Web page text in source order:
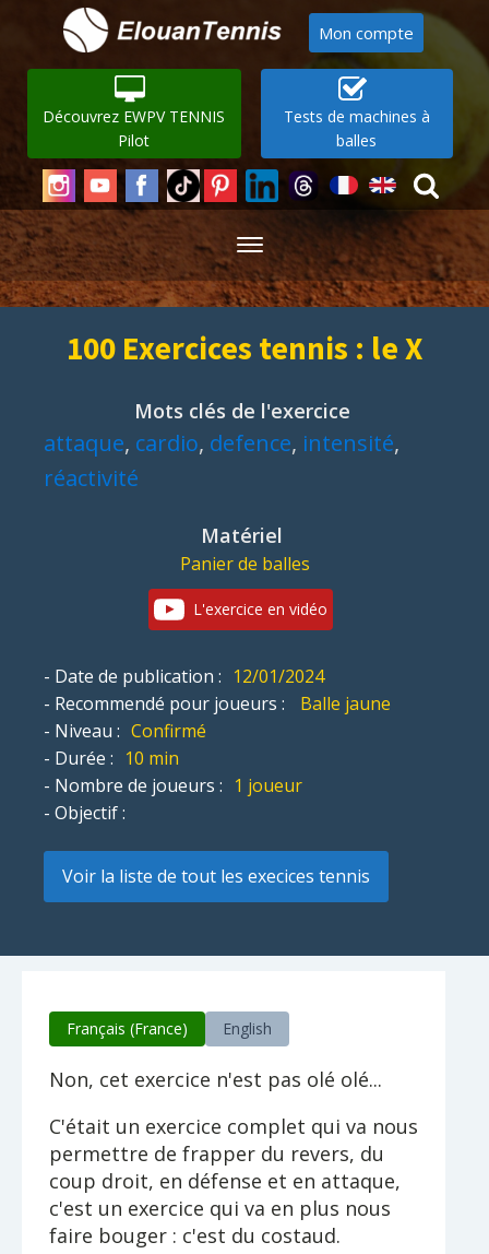
Mon compte
Découvrez EWPV TENNIS
Pilot
Tests de machines à
balles
100 Exercices tennis : le X
Mots clés de l'exercice
attaque, cardio, defence, intensité,
réactivité
Matériel
Panier de balles
L'exercice en vidéo
- Date de publication : 12/01/2024
- Recommendé pour joueurs :
Balle jaune
- Niveau : Confirmé
- Durée : 10 min
- Nombre de joueurs : 1 joueur
- Objectif :
Voir la liste de tout les execices tennis
Français (France) English
Non, cet exercice n'est pas olé olé...
C'était un exercice complet qui va nous
permettre de frapper du revers, du
coup droit, en défense et en attaque,
c'est un exercice qui va en plus nous
faire bouger : c'est du costaud.